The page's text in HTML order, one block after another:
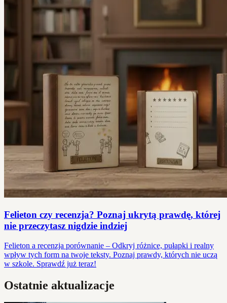
Felieton czy recenzja? Poznaj ukrytą prawdę, której
nie przeczytasz nigdzie indziej
Felieton a recenzja porównanie – Odkryj różnice, pułapki i realny
wpływ tych form na twoje teksty. Poznaj prawdy, których nie uczą
w szkole. Sprawdź już teraz!
Ostatnie aktualizacje